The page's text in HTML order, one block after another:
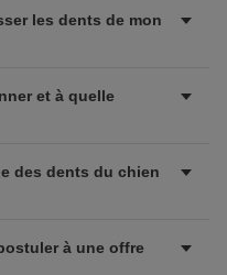
les dents de mon
et à quelle
des dents du chien
à une offre